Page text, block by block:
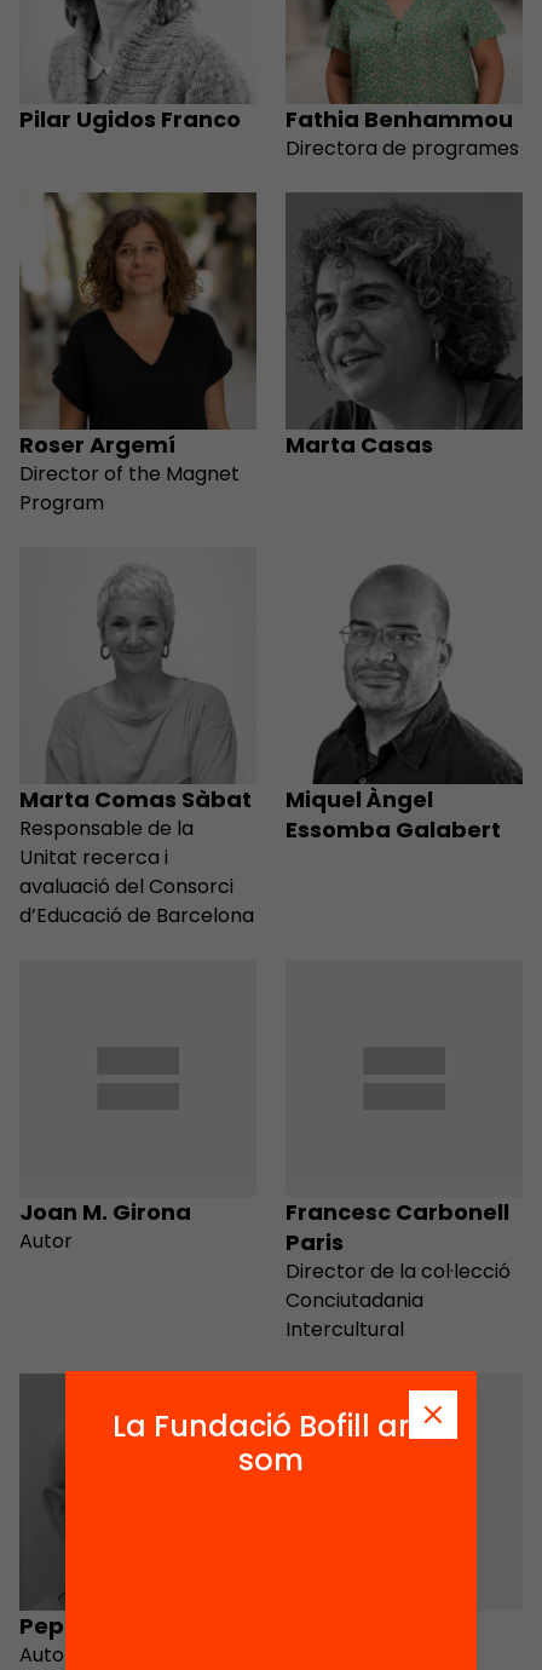
Pilar Ugidos Franco Fathia Benhammou
Directora de programes
Roser Argemí
Director of the Magnet
Program
Marta Casas
Marta Comas Sàbat
Responsable de la
Unitat recerca i
avaluació del Consorci
d’Educació de Barcelona
Miquel Àngel
Essomba Galabert
Joan M. Girona
Autor
Francesc Carbonell
Paris
Director de la col·lecció
Conciutadania
Intercultural
Pep Gratacós
Autor
La Fundació Bofill ara
som